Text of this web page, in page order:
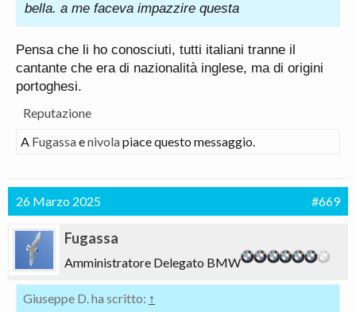
bella. a me faceva impazzire questa
Pensa che li ho conosciuti, tutti italiani tranne il
cantante che era di nazionalità inglese, ma di origini
portoghesi.
Reputazione
A Fugassaenivolapiace questo messaggio.
26 Marzo 2025 #669
Fugassa
Amministratore Delegato BMW
Giuseppe D. ha scritto: ↑